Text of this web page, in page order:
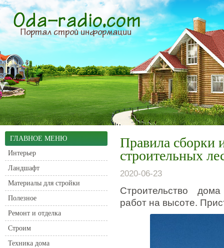
ГЛАВНОЕ МЕНЮ
Интерьер
Ландшафт
Материалы для стройки
Полезное
Ремонт и отделка
Строим
Техника дома
Правила сборки
строительных
2020-06-23
Строительство
работ на высоте.